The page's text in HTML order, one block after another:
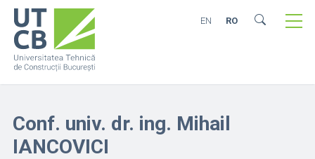
EN RO
Conf. univ. dr. ing. Mihail
IANCOVICI